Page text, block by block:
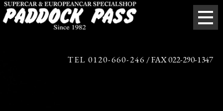
TEL 0120-660-246 / FAX 022-290-1347